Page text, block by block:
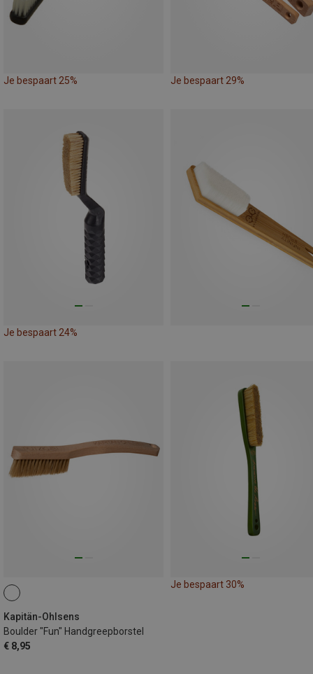
Je bespaart 25% Je bespaart 29%
Je bespaart 24%
Kapitän-Ohlsens
Boulder "Fun" Handgreepborstel
€ 8,95
Je bespaart 30%